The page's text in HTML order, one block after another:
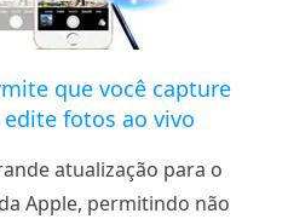
que você capture
edite fotos ao vivo
atualização para o
Apple, permitindo não